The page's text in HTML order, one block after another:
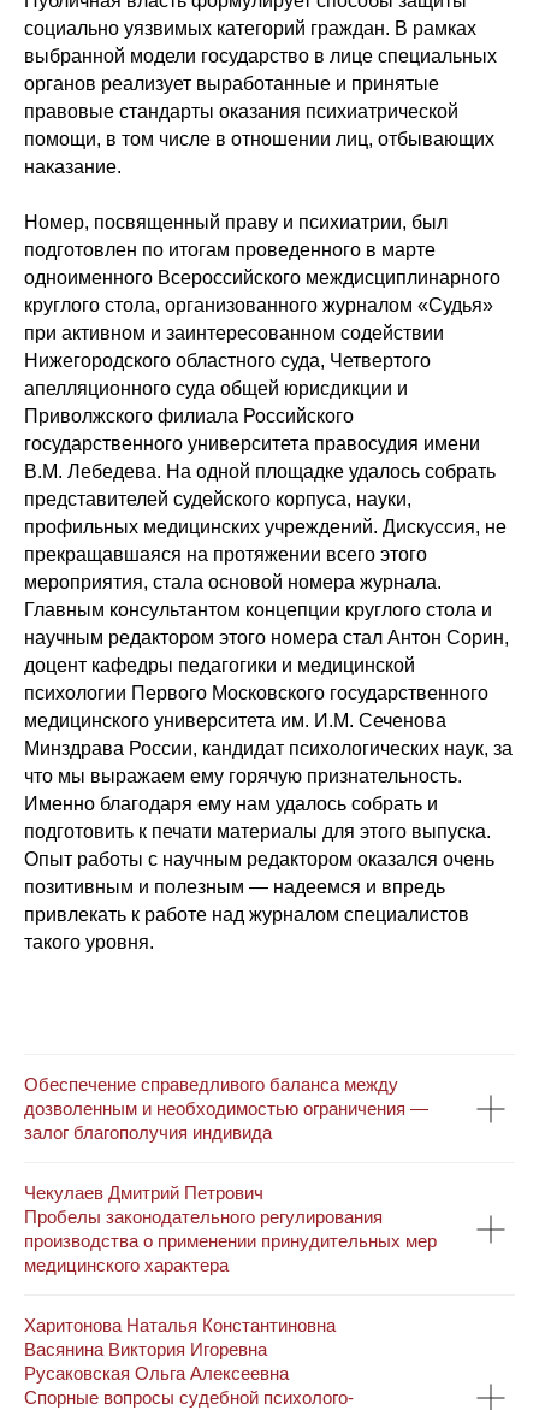
социально уязвимых категорий граждан. В рамках
выбранной модели государство в лице специальных
органов реализует выработанные и принятые
правовые стандарты оказания психиатрической
помощи, в том числе в отношении лиц, отбывающих
наказание.
Номер, посвященный праву и психиатрии, был
подготовлен по итогам проведенного в марте
одноименного Всероссийского междисциплинарного
круглого стола, организованного журналом «Судья»
при активном и заинтересованном содействии
Нижегородского областного суда, Четвертого
апелляционного суда общей юрисдикции и
Приволжского филиала Российского
государственного университета правосудия имени
В.М. Лебедева. На одной площадке удалось собрать
представителей судейского корпуса, науки,
профильных медицинских учреждений. Дискуссия, не
прекращавшаяся на протяжении всего этого
мероприятия, стала основой номера журнала.
Главным консультантом концепции круглого стола и
научным редактором этого номера стал Антон Сорин,
доцент кафедры педагогики и медицинской
психологии Первого Московского государственного
медицинского университета им. И.М. Сеченова
Минздрава России, кандидат психологических наук, за
что мы выражаем ему горячую признательность.
Именно благодаря ему нам удалось собрать и
подготовить к печати материалы для этого выпуска.
Опыт работы с научным редактором оказался очень
позитивным и полезным — надеемся и впредь
привлекать к работе над журналом специалистов
такого уровня.
Обеспечение справедливого баланса между
дозволенным и необходимостью ограничения —
залог благополучия индивида
Чекулаев Дмитрий Петрович
Пробелы законодательного регулирования
производства о применении принудительных мер
медицинского характера
Харитонова Наталья Константиновна
Васянина Виктория Игоревна
Русаковская Ольга Алексеевна
Спорные вопросы судебной психолого-